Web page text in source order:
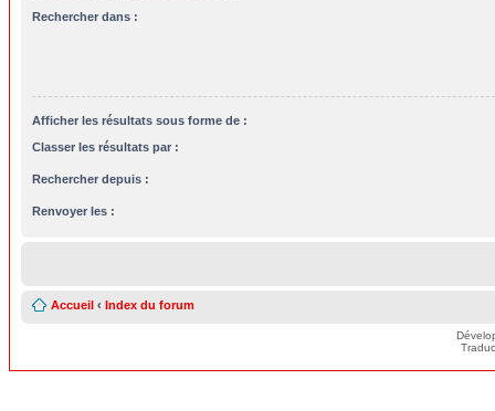
Rechercher dans :
Afficher les résultats sous forme de :
Classer les résultats par :
Rechercher depuis :
Renvoyer les :
Accueil ‹ Index du forum